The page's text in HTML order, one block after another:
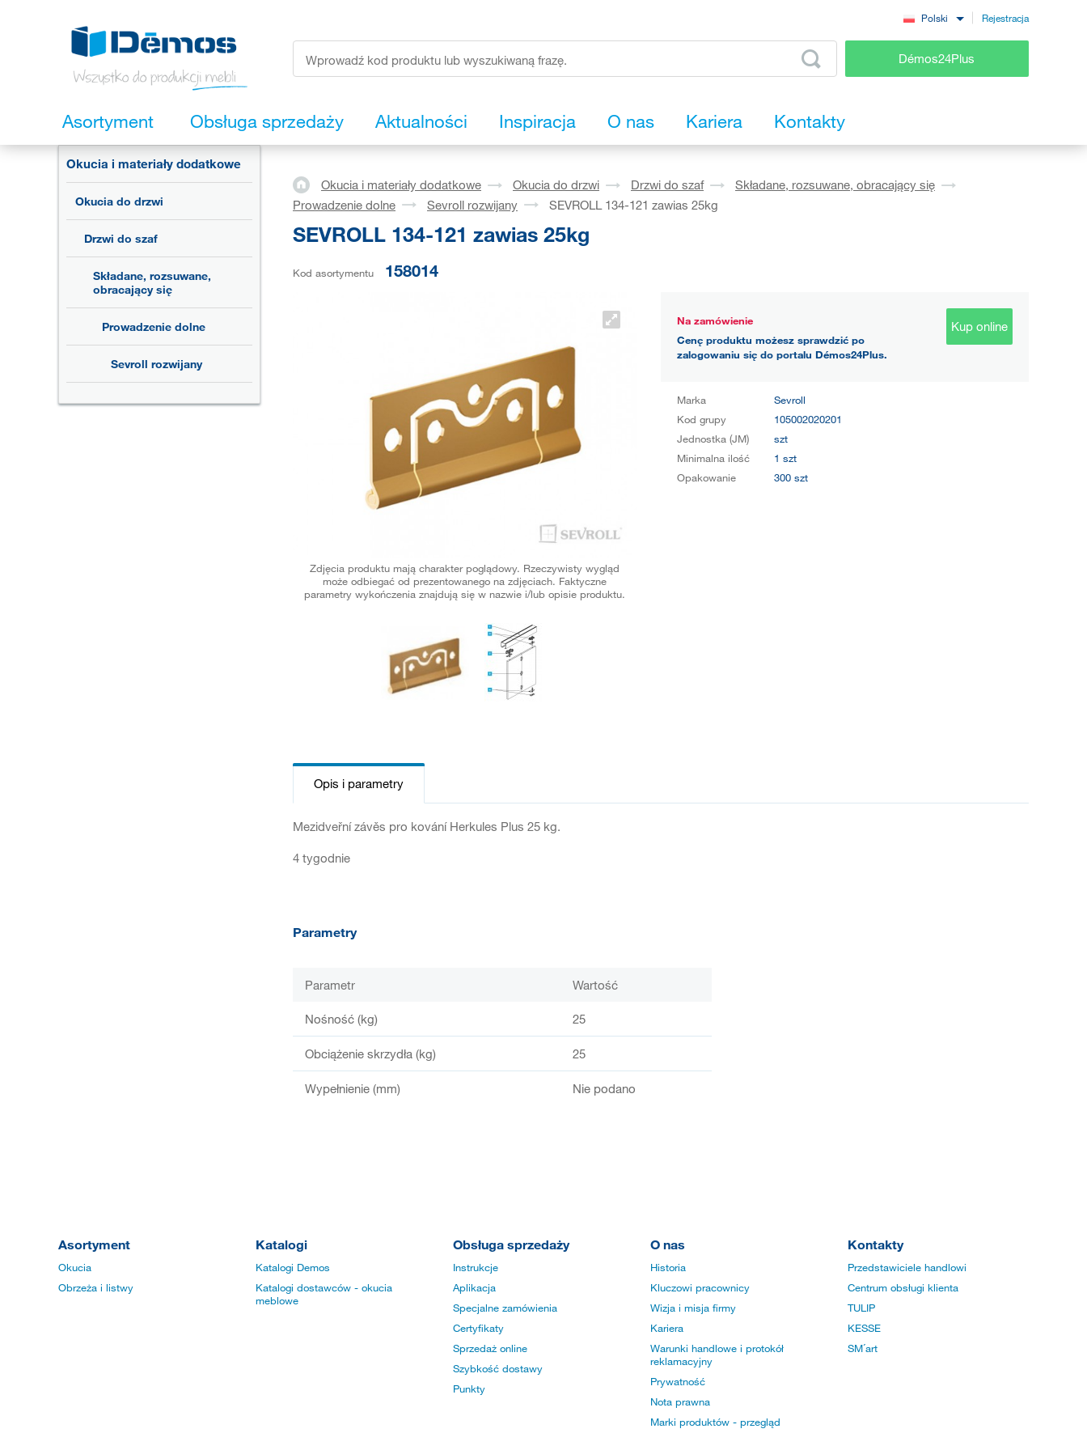
Polski Rejestracja
Démos24Plus
Asortyment Obsługa sprzedaży Aktualności Inspiracja O nas Kariera Kontakty
Okucia i materiały dodatkowe
Okucia do drzwi
Drzwi do szaf
Składane, rozsuwane,
obracający się
Prowadzenie dolne
Sevroll rozwijany
Okucia i materiały dodatkowe Okucia do drzwi Drzwi do szaf
Składane, rozsuwane, obracający się
Prowadzenie dolne
Sevroll rozwijany SEVROLL 134-121 zawias 25kg
SEVROLL 134-121 zawias 25kg
Kod asortymentu 158014
Zdjęcia produktu mają charakter poglądowy. Rzeczywisty wygląd
może odbiegać od prezentowanego na zdjęciach. Faktyczne
parametry wykończenia znajdują się w nazwie i/lub opisie produktu.
Na zamówienie
Cenę produktu możesz sprawdzić po
zalogowaniu się do portalu Démos24Plus.
Kup online
Marka
Sevroll
Kod grupy
105002020201
Jednostka (JM)
szt
Minimalna ilość
1 szt
Opakowanie
300 szt
Opis i parametry
Mezidveřní závěs pro kování Herkules Plus 25 kg.
4 tygodnie
Parametry
Parametr Wartość
Nośność (kg) 25
Obciążenie skrzydła (kg) 25
Wypełnienie (mm) Nie podano
Asortyment
Okucia
Obrzeża i listwy
Katalogi
Katalogi Demos
Katalogi dostawców - okucia
meblowe
Obsługa sprzedaży
Instrukcje
Aplikacja
Specjalne zamówienia
Certyfikaty
Sprzedaż online
Szybkość dostawy
Punkty
O nas
Historia
Kluczowi pracownicy
Wizja i misja firmy
Kariera
Warunki handlowe i protokół
reklamacyjny
Prywatność
Nota prawna
Marki produktów - przegląd
Kontakty
Przedstawiciele handlowi
Centrum obsługi klienta
TULIP
KESSE
SM´art